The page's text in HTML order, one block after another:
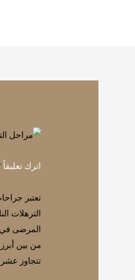
اترك تعليقاً
تعتبر
الترهلات
المرضى
من بين
تتجاوز